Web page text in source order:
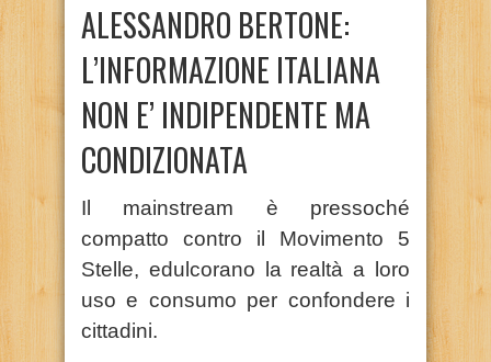
ALESSANDRO BERTONE:
L’INFORMAZIONE ITALIANA
NON E’ INDIPENDENTE MA
CONDIZIONATA
Il mainstream è pressoché
compatto contro il Movimento 5
Stelle, edulcorano la realtà a loro
uso e consumo per confondere i
cittadini.